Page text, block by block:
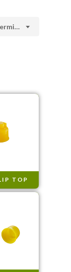
Orden predeterminado
TOP